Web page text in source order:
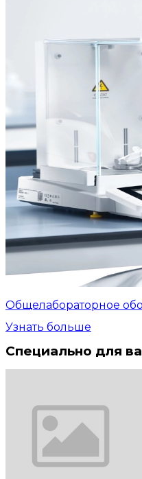
Общелабораторное
Узнать больше
Специально для